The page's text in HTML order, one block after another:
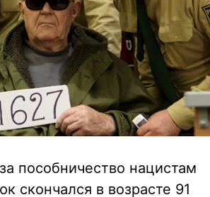
пособничество нацистам
скончался в возрасте 91